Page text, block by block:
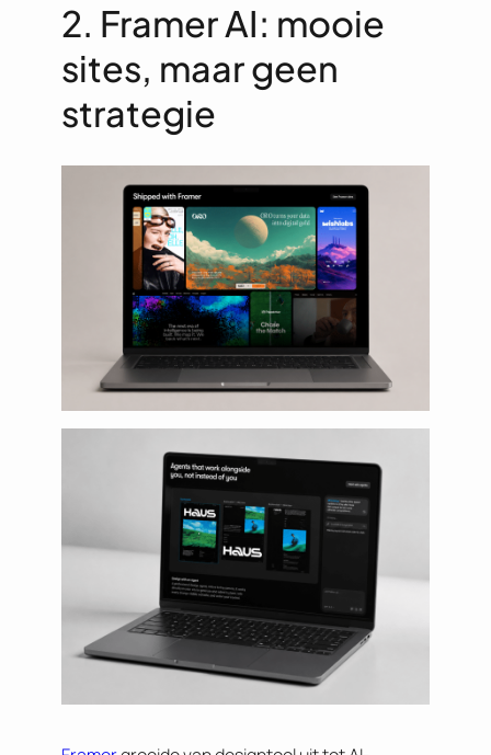
2. Framer AI: mooie
sites, maar geen
strategie